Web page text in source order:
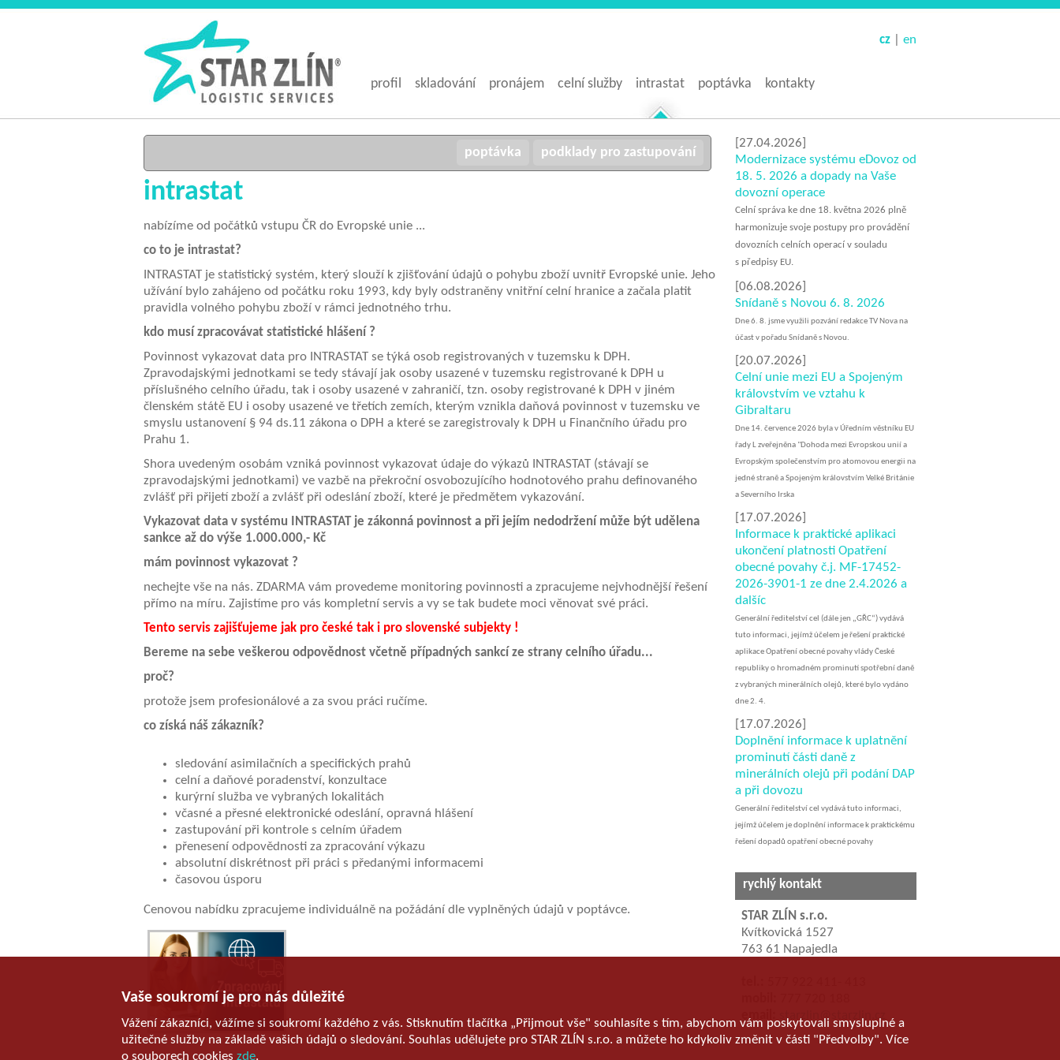
Vaše soukromí je pro nás důležité
Vážení zákazníci, vážíme si soukromí každého z vás. Stisknutím tlačítka „Přijmout vše" souhlasíte s tím, abychom vám poskytovali smysluplné a
užitečné služby na základě vašich údajů o sledování. Souhlas udělujete pro STAR ZLÍN s.r.o. a můžete ho kdykoliv změnit v části "Předvolby". Více
o souborech cookieszde.
en
cz
profil skladování pronájem celní služby intrastat poptávka kontakty
podklady pro zastupování
poptávka
intrastat
nabízíme od počátků vstupu ČR do Evropské unie ...
co to je intrastat?
INTRASTAT je statistický systém, který slouží k zjišťování údajů o pohybu zboží uvnitř Evropské unie. Jeho
užívání bylo zahájeno od počátku roku 1993, kdy byly odstraněny vnitřní celní hranice a začala platit
pravidla volného pohybu zboží v rámci jednotného trhu.
kdo musí zpracovávat statistické hlášení ?
Povinnost vykazovat data pro INTRASTAT se týká osob registrovaných v tuzemsku k DPH.
Zpravodajskými jednotkami se tedy stávají jak osoby usazené v tuzemsku registrované k DPH u
příslušného celního úřadu, tak i osoby usazené v zahraničí, tzn. osoby registrované k DPH v jiném
členském státě EU i osoby usazené ve třetích zemích, kterým vznikla daňová povinnost v tuzemsku ve
smyslu ustanovení § 94 ds.11 zákona o DPH a které se zaregistrovaly k DPH u Finančního úřadu pro
Prahu 1.
Shora uvedeným osobám vzniká povinnost vykazovat údaje do výkazů INTRASTAT (stávají se
zpravodajskými jednotkami) ve vazbě na překroční osvobozujícího hodnotového prahu definovaného
zvlášť při přijetí zboží a zvlášť při odeslání zboží, které je předmětem vykazování.
Vykazovat data v systému INTRASTAT je zákonná povinnost a při jejím nedodržení může být udělena
sankce až do výše 1.000.000,- Kč
mám povinnost vykazovat ?
nechejte vše na nás. ZDARMA vám provedeme monitoring povinnosti a zpracujeme nejvhodnější řešení
přímo na míru. Zajistíme pro vás kompletní servis a vy se tak budete moci věnovat své práci.
Tento servis zajišťujeme jak pro české tak i pro slovenské subjekty !
Bereme na sebe veškerou odpovědnost včetně případných sankcí ze strany celního úřadu...
proč?
protože jsem profesionálové a za svou práci ručíme.
co získá náš zákazník?
sledování asimilačních a specifických prahů
celní a daňové poradenství, konzultace
kurýrní služba ve vybraných lokalitách
včasné a přesné elektronické odeslání, opravná hlášení
zastupování při kontrole s celním úřadem
přenesení odpovědnosti za zpracování výkazu
absolutní diskrétnost při práci s předanými informacemi
časovou úsporu
Cenovou nabídku zpracujeme individuálně na požádání dle vyplněných údajů v poptávce.
[27.04.2026]
Modernizace systému eDovoz od
18. 5. 2026 a dopady na Vaše
dovozní operace
Celní správa ke dne 18. května 2026 plně
harmonizuje svoje postupy pro provádění
dovozních celních operací v souladu
s předpisy EU.
[06.08.2026]
Snídaně s Novou 6. 8. 2026
​Dne 6. 8. jsme využili pozvání redakce TV Nova na
účast v pořadu Snídaně s Novou.
[20.07.2026]
Celní unie mezi EU a Spojeným
královstvím ve vztahu k
Gibraltaru
Dne 14. července 2026 byla v Úředním věstníku EU
řady L​ zveřejněna "Dohoda mezi Evropskou unií a
Evropským společenstvím pro atomovou energii na
jedné straně a Spojeným královstvím Velké Británie
a Severního Irska
[17.07.2026]
Informace k praktické aplikaci
ukončení platnosti Opatření
obecné povahy č.j. MF-17452-
2026-3901-1 ze dne 2.4.2026 a
dalšíc
Generální ředitelství cel (dále jen „GŘC“) vydává
tuto informaci, jejímž účelem je řešení praktické
aplikace Opatření obecné povahy vlády České
republiky o hromadném prominutí spotřební daně
z vybraných minerálních olejů, které bylo vydáno
dne 2. 4.
[17.07.2026]
Doplnění informace k uplatnění
prominutí části daně z
minerálních olejů při podání DAP
a při dovozu
Generální ředitelství cel vydává tuto informaci,
jejímž účelem je doplnění informace k praktickému
řešení dopadů opatření obecné povahy
rychlý kontakt
STAR ZLÍN s.r.o.
Kvítkovická 1527
763 61 Napajedla
email:
starzlin@starzlin.cz
cheap
people
have
cheap
sex
doll?